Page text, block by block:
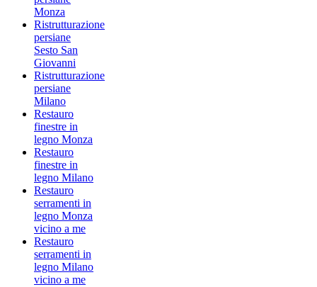
Monza
Ristrutturazione
persiane
Sesto San
Giovanni
Ristrutturazione
persiane
Milano
Restauro
finestre in
legno Monza
Restauro
finestre in
legno Milano
Restauro
serramenti in
legno Monza
vicino a me
Restauro
serramenti in
legno Milano
vicino a me